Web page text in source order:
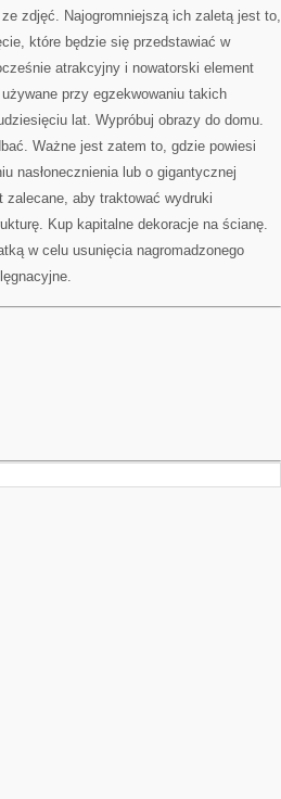
zdjęć. Najogromniejszą ich zaletą jest to,
które będzie się przedstawiać w
atrakcyjny i nowatorski element
przy egzekwowaniu takich
lat. Wypróbuj obrazy do domu.
Ważne jest zatem to, gdzie powiesi
nasłonecznienia lub o gigantycznej
aby traktować wydruki
Kup kapitalne dekoracje na ścianę.
w celu usunięcia nagromadzonego